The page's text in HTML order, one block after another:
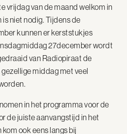
vrijdag van de maand welkom in
niet nodig. Tijdens de
kunnen er kerststukjes
27december wordt
van Radiopiraat de
middag met veel
in het programma voor de
de juiste aanvangstijd in het
ook eens langs bij